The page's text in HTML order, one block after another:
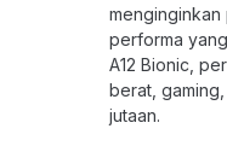
performa
A12 Bionic,
berat,
jutaan.